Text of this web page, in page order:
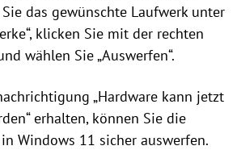
Sie das gewünschte Laufwerk unter
klicken Sie mit der rechten
wählen Sie „Auswerfen“.
„Hardware kann jetzt
erhalten, können Sie die
Windows 11 sicher auswerfen.